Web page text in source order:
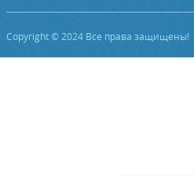
Copyright © 2024 Все права защищены!